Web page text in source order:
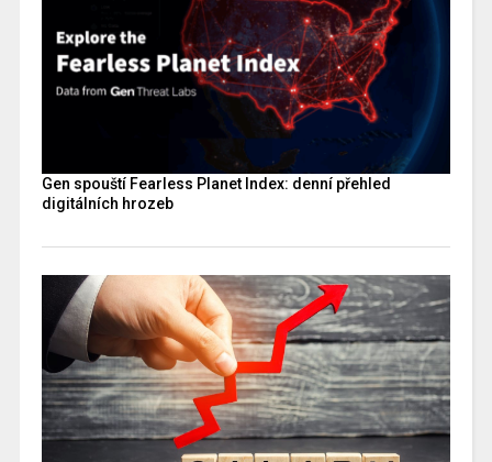
Gen spouští Fearless Planet Index: denní přehled
digitálních hrozeb